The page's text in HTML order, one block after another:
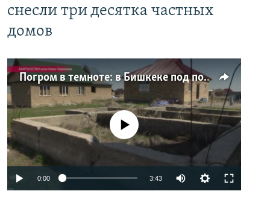
снесли три десятка частных
домов
Погром в темноте: в Бишкеке под покровом ночи неизвестные на тракторе снесли три десятка частных домов
No media source currently available
0:00 3:43